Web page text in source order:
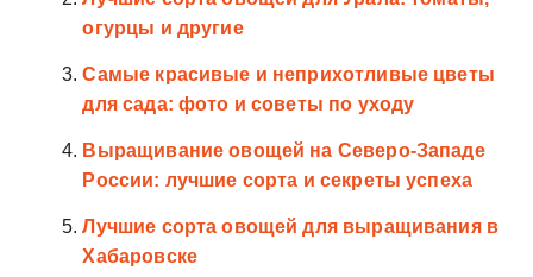
огурцы и другие
Самые красивые и неприхотливые цветы
для сада: фото и советы по уходу
Выращивание овощей на Северо-Западе
России: лучшие сорта и секреты успеха
Лучшие сорта овощей для выращивания в
Хабаровске